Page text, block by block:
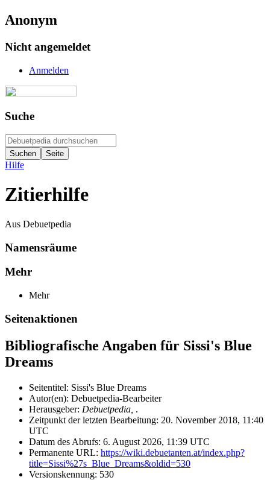
Anonym
Nicht angemeldet
Anmelden
Suche
Hilfe
Zitierhilfe
Aus Debuetpedia
Namensräume
Mehr
Mehr
Seitenaktionen
Bibliografische Angaben für Sissi's Blue
Dreams
Seitentitel: Sissi's Blue Dreams
Autor(en): Debuetpedia-Bearbeiter
Herausgeber: Debuetpedia, .
Zeitpunkt der letzten Bearbeitung: 20. November 2018, 11:40
UTC
Datum des Abrufs: 6. August 2026, 11:39 UTC
Permanente URL: https://wiki.debuetanten.at/index.php?
title=Sissi%27s_Blue_Dreams&oldid=530
Versionskennung: 530